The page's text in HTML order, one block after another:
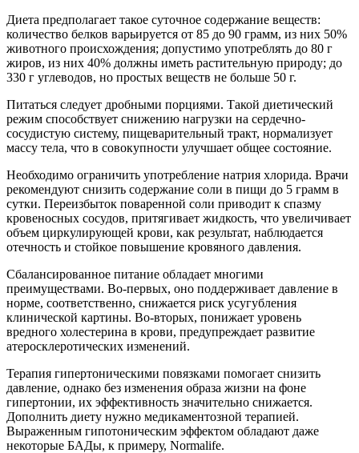
Диета предполагает такое суточное содержание веществ:
количество белков варьируется от 85 до 90 грамм, из них 50%
животного происхождения; допустимо употреблять до 80 г
жиров, из них 40% должны иметь растительную природу; до
330 г углеводов, но простых веществ не больше 50 г.
Питаться следует дробными порциями. Такой диетический
режим способствует снижению нагрузки на сердечно-
сосудистую систему, пищеварительный тракт, нормализует
массу тела, что в совокупности улучшает общее состояние.
Необходимо ограничить употребление натрия хлорида. Врачи
рекомендуют снизить содержание соли в пищи до 5 грамм в
сутки. Переизбыток поваренной соли приводит к спазму
кровеносных сосудов, притягивает жидкость, что увеличивает
объем циркулирующей крови, как результат, наблюдается
отечность и стойкое повышение кровяного давления.
Сбалансированное питание обладает многими
преимуществами. Во-первых, оно поддерживает давление в
норме, соответственно, снижается риск усугубления
клинической картины. Во-вторых, понижает уровень
вредного холестерина в крови, предупреждает развитие
атеросклеротических изменений.
Терапия гипертоническими повязками помогает снизить
давление, однако без изменения образа жизни на фоне
гипертонии, их эффективность значительно снижается.
Дополнить диету нужно медикаментозной терапией.
Выраженным гипотоническим эффектом обладают даже
некоторые БАДы, к примеру, Normalife.